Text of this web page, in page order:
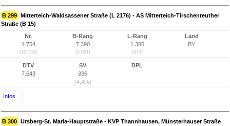
B 299 Mitterteich-Waldsassener Straße (L 2176) - AS Mitterteich-Tirschenreuther
Straße (B 15)
Nr.
4.754
(12.152)
B-Rang
7.390
(5.001)
L-Rang
1.386
(973)
Land
BY
DTV
7.643
SV
336
(4,4%)
BPL
Infos...
B 300 Ursberg-St. Maria-Hauptstraße - KVP Thannhausen, Münsterhauser Straße